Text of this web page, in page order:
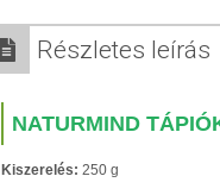
Részletes leírás
NATURMIND
Kiszerelés: 250 g